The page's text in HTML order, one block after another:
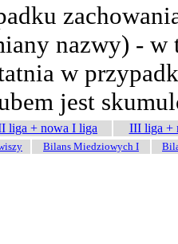
nazwy) - w
w
jest
liga + nowa I liga III liga +
Bilans Miedziowych I